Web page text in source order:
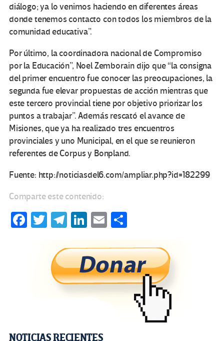
diálogo; ya lo venimos haciendo en diferentes áreas
donde tenemos contacto con todos los miembros de la
comunidad educativa”.
Por último, la coordinadora nacional de Compromiso
por la Educación”, Noel Zemborain dijo que “la consigna
del primer encuentro fue conocer las preocupaciones, la
segunda fue elevar propuestas de acción mientras que
este tercero provincial tiene por objetivo priorizar los
puntos a trabajar”. Además rescató el avance de
Misiones, que ya ha realizado tres encuentros
provinciales y uno Municipal, en el que se reunieron
referentes de Corpus y Bonpland.
Fuente: http://noticiasdel6.com/ampliar.php?id=182299
Comparte este contenido:
Fa T
tt
er
Te
gr
a
m
Li
ke
dI
n
E
ail m
p
ar
tir
NOTICIAS RECIENTES